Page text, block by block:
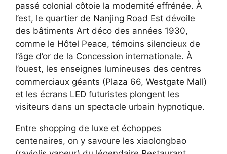
passé colonial côtoie la modernité effrénée. À
l’est, le quartier de Nanjing Road Est dévoile
des bâtiments Art déco des années 1930,
comme le Hôtel Peace, témoins silencieux de
l’âge d’or de la Concession internationale. À
l’ouest, les enseignes lumineuses des centres
commerciaux géants (Plaza 66, Westgate Mall)
et les écrans LED futuristes plongent les
visiteurs dans un spectacle urbain hypnotique.
Entre shopping de luxe et échoppes
centenaires, on y savoure les xiaolongbao